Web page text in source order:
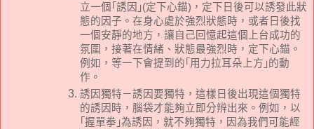
立一個｢誘因｣(定下心錨) ，定下日後可以誘發此狀
態的因子。在身心處於強烈狀態時，或者日後找
一個安靜的地方，讓自己回憶起這個上台成功的
氛圍，接著在情緒、狀態最強烈時，定下心錨。
例如，等一下會提到的｢用力拉耳朵上方｣的動
作。
誘因獨特－誘因要獨特，這樣日後出現這個獨特
的誘因時，腦袋才能夠立即分辨出來。例如，以
｢握單拳｣為誘因，就不夠獨特，因為我們可能經